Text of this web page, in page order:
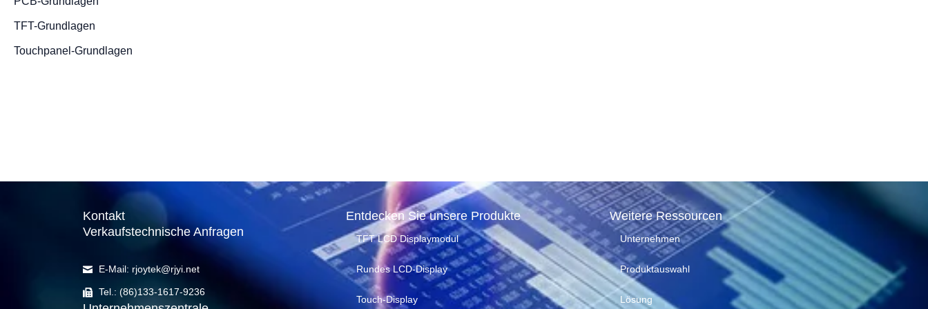
TFT-Grundlagen
Touchpanel-Grundlagen
Kontakt
Verkaufstechnische Anfragen
E-Mail: rjoytek@rjyi.net
Tel.: (86)133-1617-9236
Entdecken Sie unsere Produkte
TFT LCD Displaymodul
Rundes LCD-Display
Touch-Display
Weitere Ressourcen
Unternehmen
Produktauswahl
Lösung